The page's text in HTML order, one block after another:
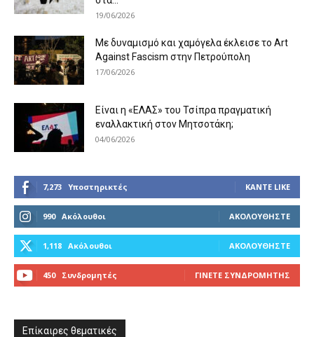
19/06/2026
Με δυναμισμό και χαμόγελα έκλεισε το Art
Against Fascism στην Πετρούπολη
17/06/2026
Είναι η «ΕΛΑΣ» του Τσίπρα πραγματική
εναλλακτική στον Μητσοτάκη;
04/06/2026
7,273 Υποστηρικτές ΚΆΝΤΕ LIKE
990 Ακόλουθοι ΑΚΟΛΟΥΘΉΣΤΕ
1,118 Ακόλουθοι ΑΚΟΛΟΥΘΉΣΤΕ
450 Συνδρομητές ΓΊΝΕΤΕ ΣΥΝΔΡΟΜΗΤΉΣ
Επίκαιρες θεματικές